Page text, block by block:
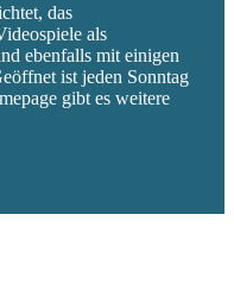
das
als
ebenfalls mit einigen
ist jeden Sonntag
gibt es weitere